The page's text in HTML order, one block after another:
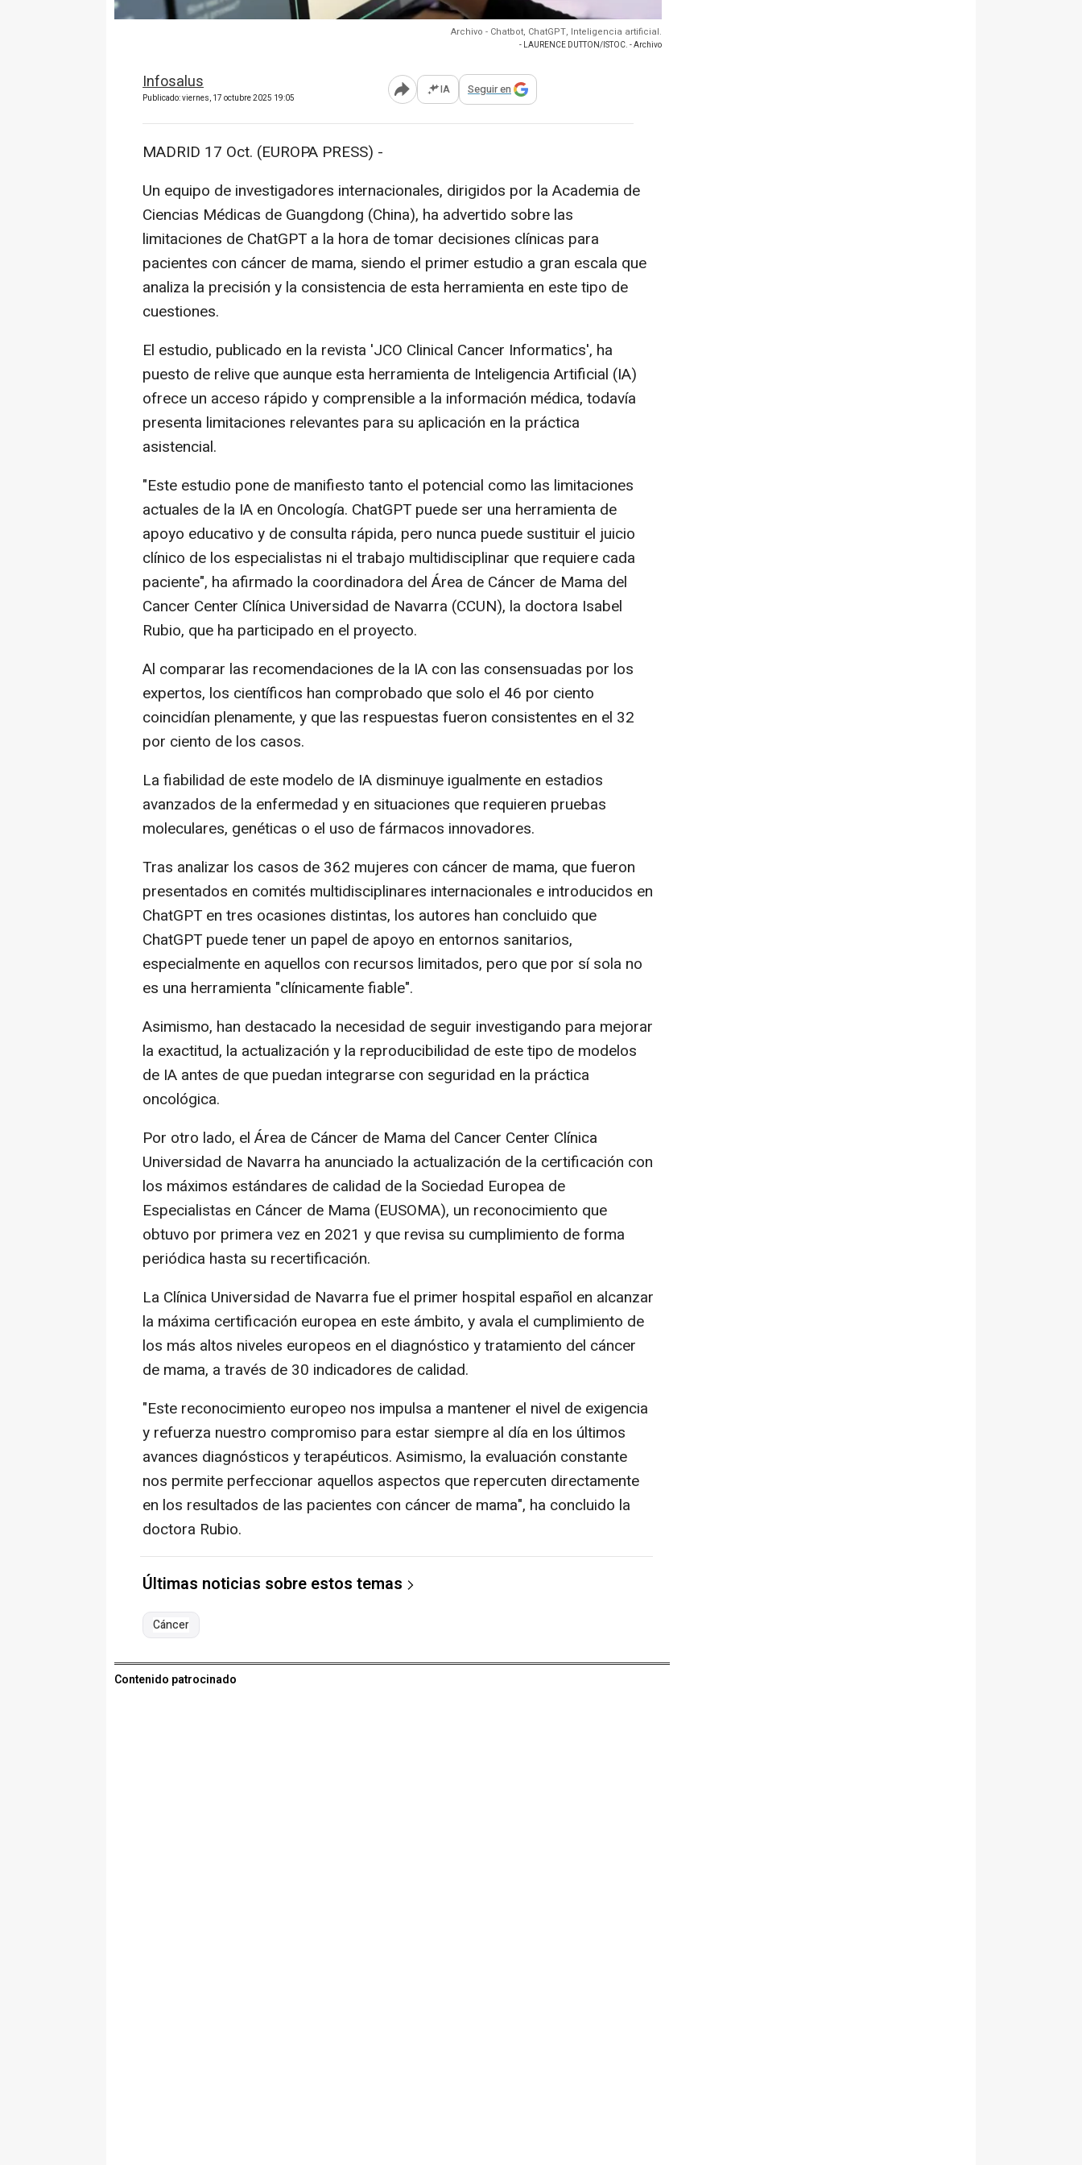
Archivo - Chatbot, ChatGPT, Inteligencia artificial.
- LAURENCE DUTTON/ISTOC. - Archivo
Infosalus
Publicado: viernes, 17 octubre 2025 19:05 Abrir opciones para compartir
IA Seguir en
MADRID 17 Oct. (EUROPA PRESS) -
Un equipo de investigadores internacionales, dirigidos por la Academia de
Ciencias Médicas de Guangdong (China), ha advertido sobre las
limitaciones de ChatGPT a la hora de tomar decisiones clínicas para
pacientes con cáncer de mama, siendo el primer estudio a gran escala que
analiza la precisión y la consistencia de esta herramienta en este tipo de
cuestiones.
El estudio, publicado en la revista 'JCO Clinical Cancer Informatics', ha
puesto de relive que aunque esta herramienta de Inteligencia Artificial (IA)
ofrece un acceso rápido y comprensible a la información médica, todavía
presenta limitaciones relevantes para su aplicación en la práctica
asistencial.
"Este estudio pone de manifiesto tanto el potencial como las limitaciones
actuales de la IA en Oncología. ChatGPT puede ser una herramienta de
apoyo educativo y de consulta rápida, pero nunca puede sustituir el juicio
clínico de los especialistas ni el trabajo multidisciplinar que requiere cada
paciente", ha afirmado la coordinadora del Área de Cáncer de Mama del
Cancer Center Clínica Universidad de Navarra (CCUN), la doctora Isabel
Rubio, que ha participado en el proyecto.
Al comparar las recomendaciones de la IA con las consensuadas por los
expertos, los científicos han comprobado que solo el 46 por ciento
coincidían plenamente, y que las respuestas fueron consistentes en el 32
por ciento de los casos.
La fiabilidad de este modelo de IA disminuye igualmente en estadios
avanzados de la enfermedad y en situaciones que requieren pruebas
moleculares, genéticas o el uso de fármacos innovadores.
Tras analizar los casos de 362 mujeres con cáncer de mama, que fueron
presentados en comités multidisciplinares internacionales e introducidos en
ChatGPT en tres ocasiones distintas, los autores han concluido que
ChatGPT puede tener un papel de apoyo en entornos sanitarios,
especialmente en aquellos con recursos limitados, pero que por sí sola no
es una herramienta "clínicamente fiable".
Asimismo, han destacado la necesidad de seguir investigando para mejorar
la exactitud, la actualización y la reproducibilidad de este tipo de modelos
de IA antes de que puedan integrarse con seguridad en la práctica
oncológica.
Por otro lado, el Área de Cáncer de Mama del Cancer Center Clínica
Universidad de Navarra ha anunciado la actualización de la certificación con
los máximos estándares de calidad de la Sociedad Europea de
Especialistas en Cáncer de Mama (EUSOMA), un reconocimiento que
obtuvo por primera vez en 2021 y que revisa su cumplimiento de forma
periódica hasta su recertificación.
La Clínica Universidad de Navarra fue el primer hospital español en alcanzar
la máxima certificación europea en este ámbito, y avala el cumplimiento de
los más altos niveles europeos en el diagnóstico y tratamiento del cáncer
de mama, a través de 30 indicadores de calidad.
"Este reconocimiento europeo nos impulsa a mantener el nivel de exigencia
y refuerza nuestro compromiso para estar siempre al día en los últimos
avances diagnósticos y terapéuticos. Asimismo, la evaluación constante
nos permite perfeccionar aquellos aspectos que repercuten directamente
en los resultados de las pacientes con cáncer de mama", ha concluido la
doctora Rubio.
Últimas noticias sobre estos temas
Cáncer
Contenido patrocinado